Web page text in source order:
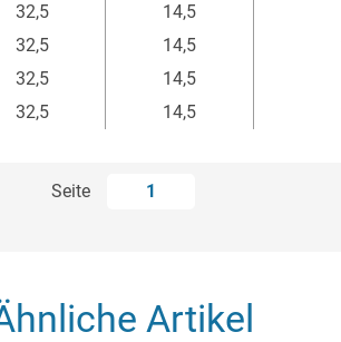
32,5 14,5
32,5 14,5
32,5 14,5
32,5 14,5
Seite 1
Artikel